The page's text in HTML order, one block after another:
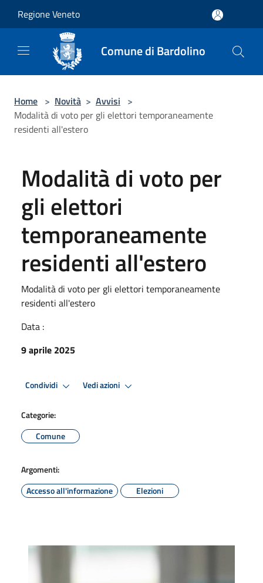
Regione Veneto
Comune di Bardolino
Home > Novità > Avvisi >
Modalità di voto per gli elettori temporaneamente
residenti all'estero
Modalità di voto per
gli elettori
temporaneamente
residenti all'estero
Modalità di voto per gli elettori temporaneamente
residenti all'estero
Data :
9 aprile 2025
Condividi Vedi azioni
Categorie:
Comune
Argomenti:
Accesso all'informazione
Elezioni